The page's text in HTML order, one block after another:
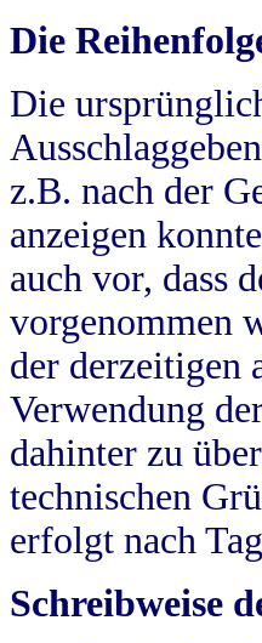
Die
Die
z.B. nach der
anzeigen
auch vor, dass
vorgenommen
der derzeitigen
Verwendung
dahinter zu
technischen
erfolgt nach
Schreibweise